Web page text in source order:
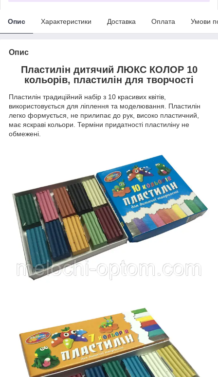
Опис Характеристики Доставка Оплата Умови
Опис
Пластилін дитячий ЛЮКС КОЛОР 10
кольорів, пластилін для творчості
Пластилін традиційний набір з 10 красивих квітів,
використовується для ліплення та моделювання. Пластилін
легко формується, не прилипає до рук, високо пластичний,
має яскраві кольори. Терміни придатності пластиліну не
обмежені.